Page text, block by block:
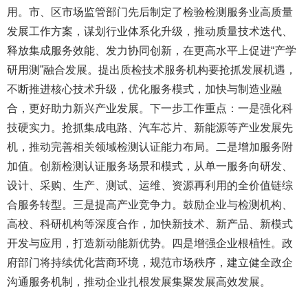
用。市、区市场监管部门先后制定了检验检测服务业高质量
发展工作方案，谋划行业体系化升级，推动质量技术迭代、
释放集成服务效能、发力协同创新，在更高水平上促进“产学
研用测”融合发展。提出质检技术服务机构要抢抓发展机遇，
不断推进核心技术升级，优化服务模式，加快与制造业融
合，更好助力新兴产业发展。下一步工作重点：一是强化科
技硬实力。抢抓集成电路、汽车芯片、新能源等产业发展先
机，推动完善相关领域检测认证能力布局。二是增加服务附
加值。创新检测认证服务场景和模式，从单一服务向研发、
设计、采购、生产、测试、运维、资源再利用的全价值链综
合服务转型。三是提高产业竞争力。鼓励企业与检测机构、
高校、科研机构等深度合作，加快新技术、新产品、新模式
开发与应用，打造新动能新优势。四是增强企业根植性。政
府部门将持续优化营商环境，规范市场秩序，建立健全政企
沟通服务机制，推动企业扎根发展集聚发展高效发展。